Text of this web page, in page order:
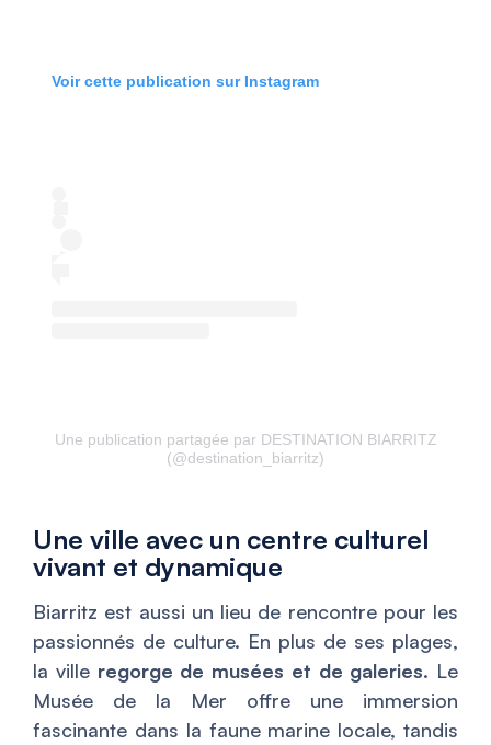
Voir cette publication sur Instagram
Une publication partagée par DESTINATION BIARRITZ
(@destination_biarritz)
Une ville avec un centre culturel
vivant et dynamique
Biarritz est aussi un lieu de rencontre pour les
passionnés de culture. En plus de ses plages,
la ville regorge de musées et de galeries. Le
Musée de la Mer offre une immersion
fascinante dans la faune marine locale, tandis